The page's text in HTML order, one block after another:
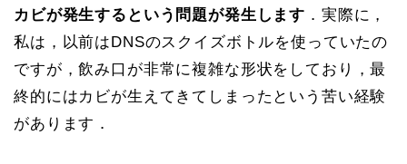
カビが発生するという問題が発生します ．実際に，
私は，以前はDNSのスクイズボトルを使っていたの
ですが，飲み口が非常に複雑な形状をしており，最
終的にはカビが生えてきてしまったという苦い経験
があります．